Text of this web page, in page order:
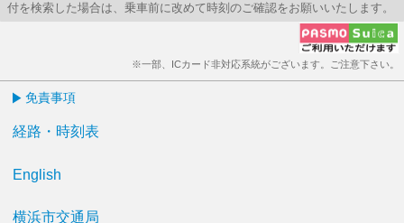
付を検索した場合は、乗車前に改めて時刻のご確認をお願いいたします。
※一部、ICカード非対応系統がございます。ご注意下さい。
免責事項
経路・時刻表
English
横浜市交通局